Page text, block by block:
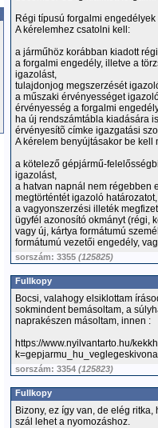
Régi típusú forgalmi
A kérelemhez csatolni kell:
a járműhöz korábban kiadott
a forgalmi engedély, illetve a
igazolást,
tulajdonjog megszerzését
a műszaki érvényességet
érvényesség a forgalmi
ha új rendszámtábla kiadására
érvényesítõ címke igazgatási
A kérelem benyújtásakor be kell
a kötelező gépjármű-
igazolást,
a hatvan napnál nem régebben
megtörténtét igazoló határozatot,
a vagyonszerzési illeték
ügyfél azonosító okmányt (régi,
vagy új, kártya formátumú
formátumú vezetői engedély,
sorszám: 3355 (125825)
Fullkopy
Bocsi, valahogy elsiklottam
sokmindent bemásoltam, a
naprakészen másoltam, innen :
https://www.nyilvantarto.hu/
sorszám: 3354 (125823)
Fullkopy
Bizony, ez így van, de elég
szál lehet a nyomozáshoz.